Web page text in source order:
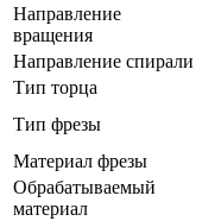
Направление
вращения
Направление спирали
Тип торца
Тип фрезы
Материал фрезы
Обрабатываемый
материал